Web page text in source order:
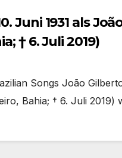
Juni 1931 als
† 6. Juli 2019)
Songs João
Bahia; † 6. Juli 2019)